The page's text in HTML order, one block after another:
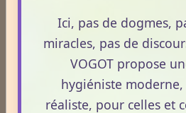
dose pouvant être
effets indésirables pour la
poids et par jour (par exemple,
pèse 60 kilos).
Ici, pas de dogmes,
miracles, pas de
VOGOT propose
hygiéniste moderne,
réaliste, pour celles et